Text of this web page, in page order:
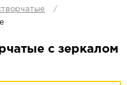
с зеркалом